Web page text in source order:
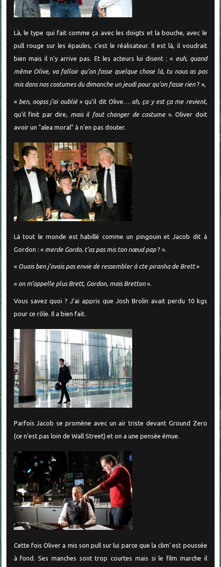
Là, le type qui fait comme ça avec les doigts et la bouche, avec le
pull rouge sur les épaules, c’est le réalisateur. Il est là, il voudrait
bien mais il n’y arrive pas. Et les acteurs lui disent : « euh, quand
même Olive, va falloir qu’on fasse quelque chose là, tu nous as pas
mis dans nos costumes du dimanche un jeudi pour qu’on fasse rien? »,
« ben, oopss j’ai oublié» qu’il dit Olive… ah, ça y est ça me revient,
qu’il finit par dire , mais il faut changer de costume». Oliver doit
avoir un "alea moral" à n'en pas douter.
Là tout le monde est habillé comme un pingouin et Jacob dit à
Gordon : « merde Gordo, t’as pas mis ton nœud pap? ».
« Ouais ben j’avais pas envie de ressembler à cte piranha de Brett»
« on m’appelle plus Brett, Gordon, mais Bretton».
Vous savez quoi ? J’ai appris que Josh Brolin avait perdu 10 kgs
pour ce rôle. Il a bien fait.
Parfois Jacob se promène avec un air triste devant Ground Zero
(ce n’est pas loin de Wall Street) et on a une pensée émue.
Cette fois Oliver a mis son pull sur lui parce que la clim’ est poussée
à fond. Ses manches sont trop courtes mais si le film marche il